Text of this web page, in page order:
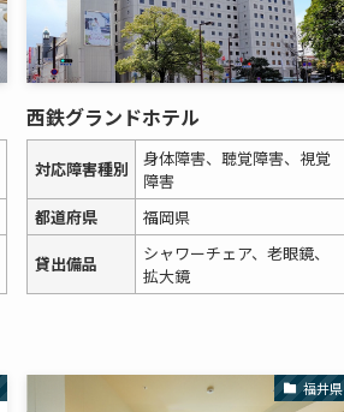
西鉄グランドホテル
対応障害種別
身体障害、聴覚障害、視覚
障害
都道府県
福岡県
貸出備品
シャワーチェア、老眼鏡、
拡大鏡
福井県